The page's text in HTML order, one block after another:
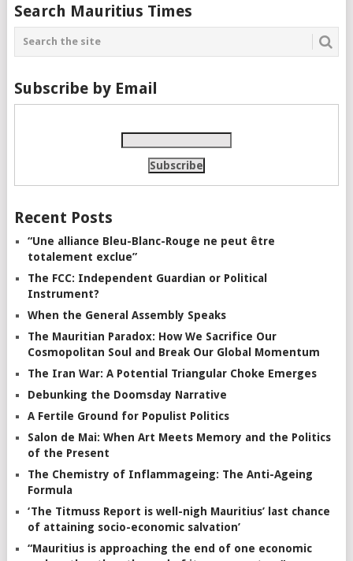
Search Mauritius Times
Subscribe by Email
Recent Posts
“Une alliance Bleu-Blanc-Rouge ne peut être
totalement exclue”
The FCC: Independent Guardian or Political
Instrument?
When the General Assembly Speaks
The Mauritian Paradox: How We Sacrifice Our
Cosmopolitan Soul and Break Our Global Momentum
The Iran War: A Potential Triangular Choke Emerges
Debunking the Doomsday Narrative
A Fertile Ground for Populist Politics
Salon de Mai: When Art Meets Memory and the Politics
of the Present
The Chemistry of Inflammageing: The Anti-Ageing
Formula
‘The Titmuss Report is well-nigh Mauritius’ last chance
of attaining socio-economic salvation’
“Mauritius is approaching the end of one economic